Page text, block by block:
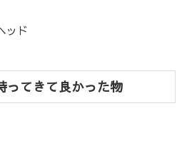
ッド
ってきて良かった物